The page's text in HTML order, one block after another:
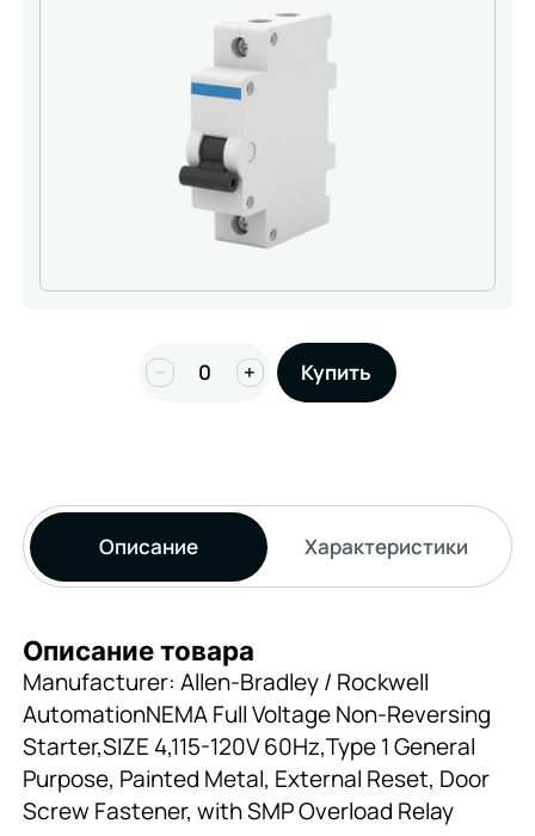
− + Купить
Описание Характеристики
Описание товара
Manufacturer: Allen-Bradley / Rockwell
AutomationNEMA Full Voltage Non-Reversing
Starter,SIZE 4,115-120V 60Hz,Type 1 General
Purpose, Painted Metal, External Reset, Door
Screw Fastener, with SMP Overload Relay